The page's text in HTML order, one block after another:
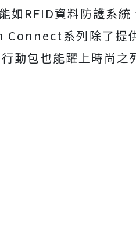
如RFID資料防護系
系列除了提
動包也能躍上時尚之